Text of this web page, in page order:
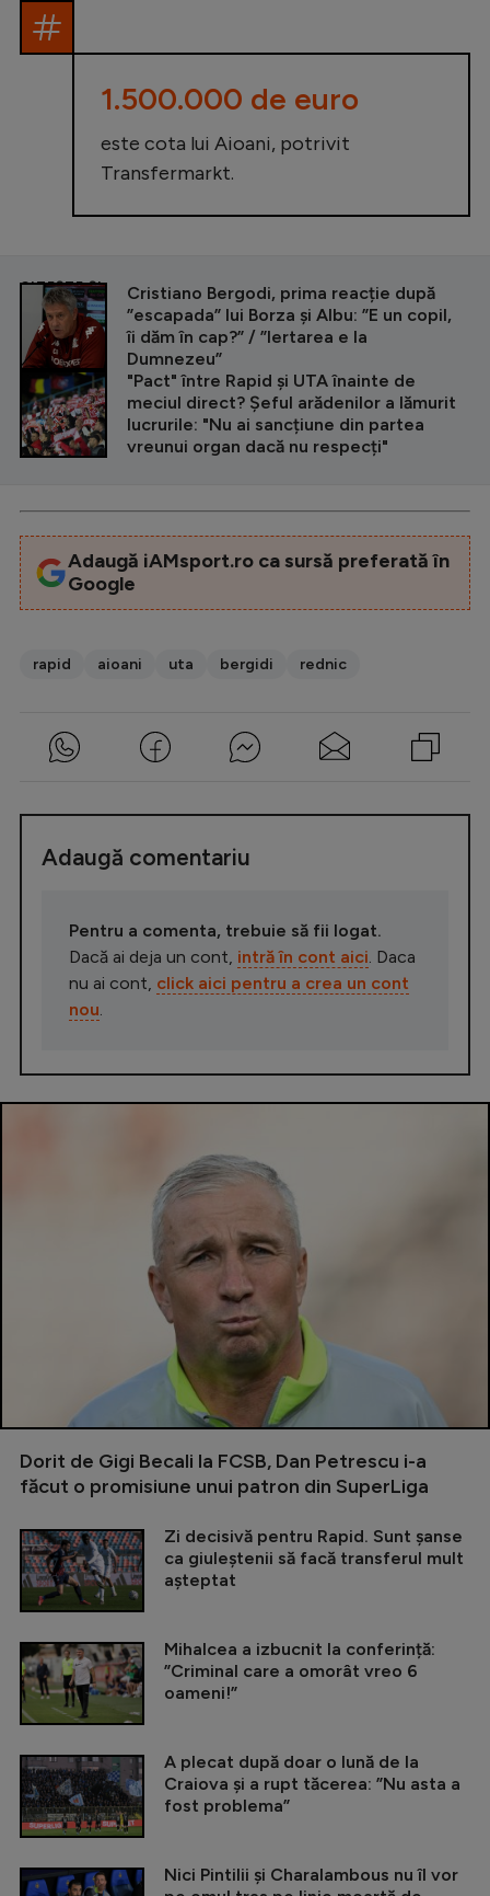
1.500.000 de euro
este cota lui Aioani, potrivit
Transfermarkt.
CITEȘTE ȘI
Cristiano Bergodi, prima reacție după
”escapada” lui Borza și Albu: ”E un copil,
îi dăm în cap?” / ”Iertarea e la
Dumnezeu”
"Pact" între Rapid și UTA înainte de
meciul direct? Șeful arădenilor a lămurit
lucrurile: "Nu ai sancțiune din partea
vreunui organ dacă nu respecți"
Adaugă iAMsport.ro ca sursă preferată în
Google
rapid aioani uta bergidi rednic
Adaugă comentariu
Pentru a comenta, trebuie să fii logat.
Dacă ai deja un cont, intră în cont aici. Daca
nu ai cont, click aici pentru a crea un cont
nou.
Dorit de Gigi Becali la FCSB, Dan Petrescu i-a
făcut o promisiune unui patron din SuperLiga
Zi decisivă pentru Rapid. Sunt șanse
ca giuleștenii să facă transferul mult
așteptat
Mihalcea a izbucnit la conferință:
”Criminal care a omorât vreo 6
oameni!”
A plecat după doar o lună de la
Craiova și a rupt tăcerea: ”Nu asta a
fost problema”
Nici Pintilii și Charalambous nu îl vor